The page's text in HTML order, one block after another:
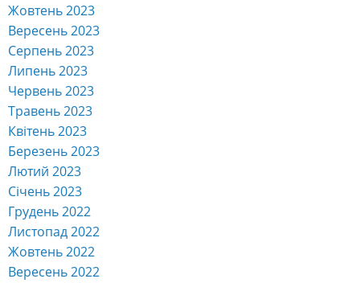
Жовтень 2023
Вересень 2023
Серпень 2023
Липень 2023
Червень 2023
Травень 2023
Квітень 2023
Березень 2023
Лютий 2023
Січень 2023
Грудень 2022
Листопад 2022
Жовтень 2022
Вересень 2022